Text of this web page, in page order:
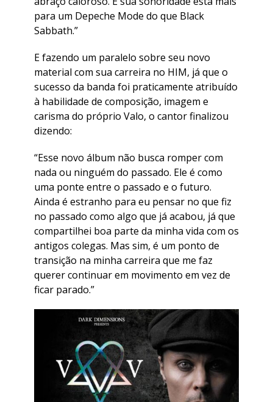
para um Depeche Mode do que Black
Sabbath.”
E fazendo um paralelo sobre seu novo
material com sua carreira no HIM, já que o
sucesso da banda foi praticamente atribuído
à habilidade de composição, imagem e
carisma do próprio Valo, o cantor finalizou
dizendo:
“Esse novo álbum não busca romper com
nada ou ninguém do passado. Ele é como
uma ponte entre o passado e o futuro.
Ainda é estranho para eu pensar no que fiz
no passado como algo que já acabou, já que
compartilhei boa parte da minha vida com os
antigos colegas. Mas sim, é um ponto de
transição na minha carreira que me faz
querer continuar em movimento em vez de
ficar parado.”